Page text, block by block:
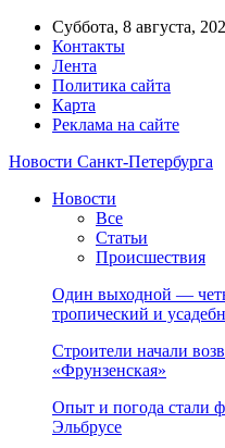
Суббота, 8 августа,
Контакты
Лента
Политика сайта
Карта
Реклама на сайте
Новости Санкт-Петербурга
Новости
Все
Статьи
Происшествия
Один выходной —
тропический и
Строители начали
«Фрунзенская»
Опыт и погода стали
Эльбрусе